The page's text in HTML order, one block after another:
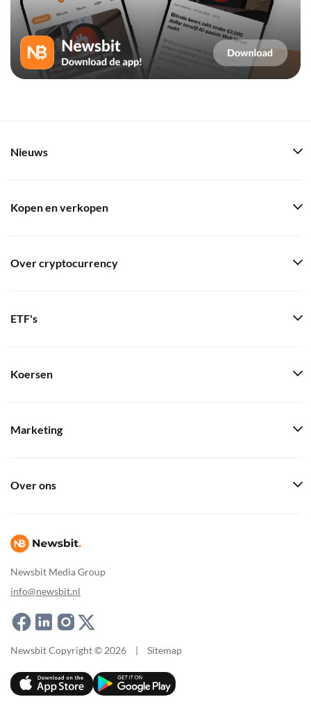
Newsbit Media Group
info@newsbit.nl
Nieuws
Kopen en verkopen
Over cryptocurrency
ETF's
Koersen
Marketing
Over ons
Newsbit Copyright © 2026 Sitemap